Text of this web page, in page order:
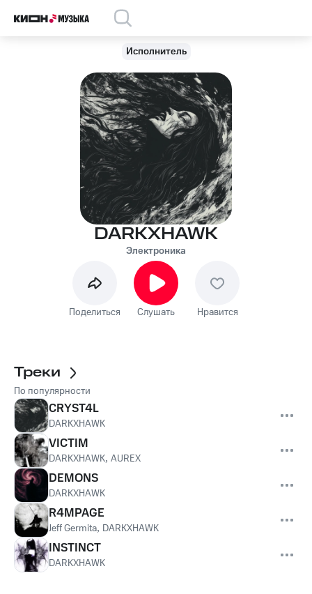
Исполнитель
DARKXHAWK
Электроника
Поделиться Слушать Нравится
Треки
По популярности
CRYST4L
DARKXHAWK
VICTIM
DARKXHAWK, AUREX
DEMONS
DARKXHAWK
R4MPAGE
Jeff Germita, DARKXHAWK
INSTINCT
DARKXHAWK